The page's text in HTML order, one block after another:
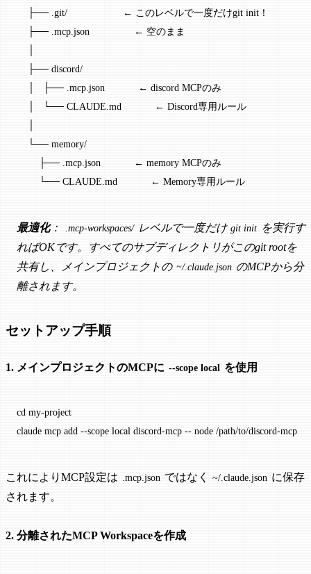
    ├── .git/                    ← このレベルで一度だけgit init！
    ├── .mcp.json                ← 空のまま
    ├── discord/
    │   ├── .mcp.json            ← discord MCPのみ
    │   └── CLAUDE.md            ← Discord専用ルール
    └── memory/
        ├── .mcp.json            ← memory MCPのみ
        └── CLAUDE.md            ← Memory専用ルール
最適化： .mcp-workspaces/ レベルで一度だけ git init を実行す
ればOKです。すべてのサブディレクトリがこのgit rootを
共有し、メインプロジェクトの ~/.claude.json のMCPから分
離されます。
セットアップ手順
1. メインプロジェクトのMCPに --scope local を使用
cd my-project
claude mcp add --scope local discord-mcp -- node /path/to/discord-mcp
これによりMCP設定は .mcp.json ではなく ~/.claude.json に保存
されます。
2. 分離されたMCP Workspaceを作成